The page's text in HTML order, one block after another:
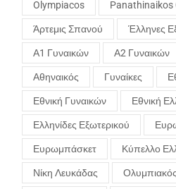
Olympiacos Panathinaikos
Άρτεμις Σπανού Έλληνες
Α1 Γυναικών Α2 Γυναικών
Αθηναικός Γυναίκες
Εθνική Γυναικών Εθνική
Ελληνίδες Εξωτερικού
Ευρωμπάσκετ Κύπελλο
Νίκη Λευκάδας Ολυμπιακός